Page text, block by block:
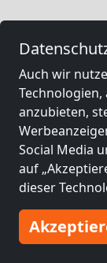
Auch wir
anzubieten,
Social Media
auf
dieser